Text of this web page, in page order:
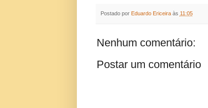
Postado por Eduardo Ericeira às 11:05
Nenhum comentário:
Postar um comentário